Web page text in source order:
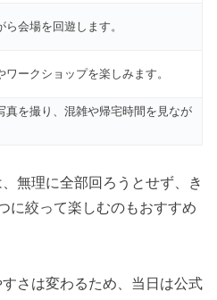
会場を回遊します。
ークショップを楽しみます。
真を撮り、混雑や帰宅時間を見なが
無理に全部回ろうとせず、き
に絞って楽しむのもおすすめ
さは変わるため、当日は公式